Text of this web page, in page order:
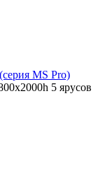
MS Pro)
5 ярусов